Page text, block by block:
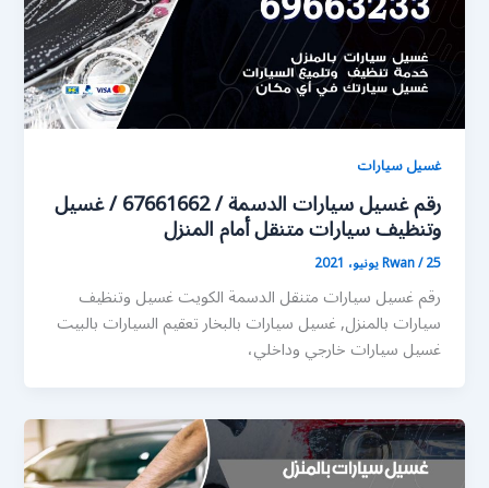
غسيل سيارات
رقم غسيل سيارات الدسمة / 67661662 / غسيل
وتنظيف سيارات متنقل أمام المنزل
Rwan/25 يونيو، 2021
رقم غسيل سيارات متنقل الدسمة الكويت غسيل وتنظيف
سيارات بالمنزل, غسيل سيارات بالبخار تعقيم السيارات بالبيت
غسيل سيارات خارجي وداخلي،